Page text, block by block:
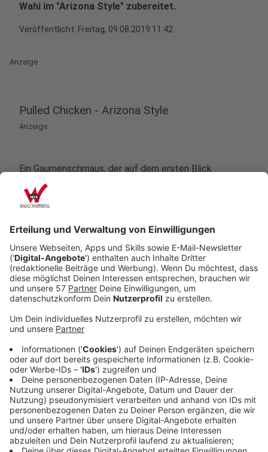
Wahi im "Arizona Style" zubereitet.
Veröffentlicht: Freitag, 09.08.2019 11:42
Anzeige
Pulled Chicken - Arizona Style
Anzeige
Ein Gaumenschmaus, der auf dem ersten Blick
vielleicht gar nicht so daherkommt. Aber das Pulled
Chicken im "Arizona Style" vom jungen Koch Alex Wahi
hat es wirklich in sich. Was die Besonderheiten sind
und welche Gewürze er bei der Zubereitung auf dem
Anzeige
Wir benötigen Ihre
Video-Service zu laden!
Wir verwenden einen Service eines
Drittanbieters, um Videoinhalte
einzubetten. Dieser Service kann
Daten zu Ihren Aktivitäten
sammeln. Bitte lesen Sie die
Details durch und stimmen Sie der